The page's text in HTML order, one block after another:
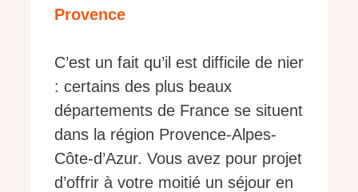
Provence
C’est un fait qu’il est difficile de nier
: certains des plus beaux
départements de France se situent
dans la région Provence-Alpes-
Côte-d’Azur. Vous avez pour projet
d’offrir à votre moitié un séjour en